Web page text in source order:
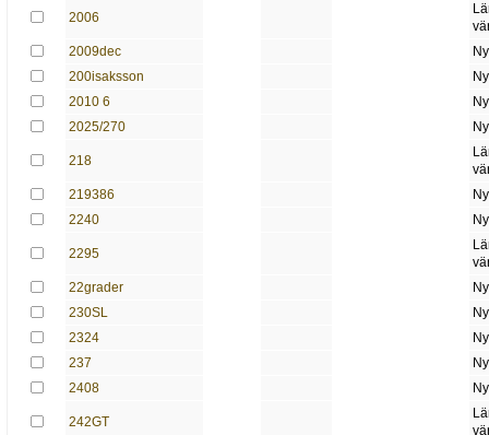
2006
2009dec
200isaksson
2010 6
2025/270
218
219386
2240
2295
22grader
230SL
2324
237
2408
242GT